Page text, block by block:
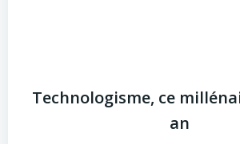
Technologisme, ce
an